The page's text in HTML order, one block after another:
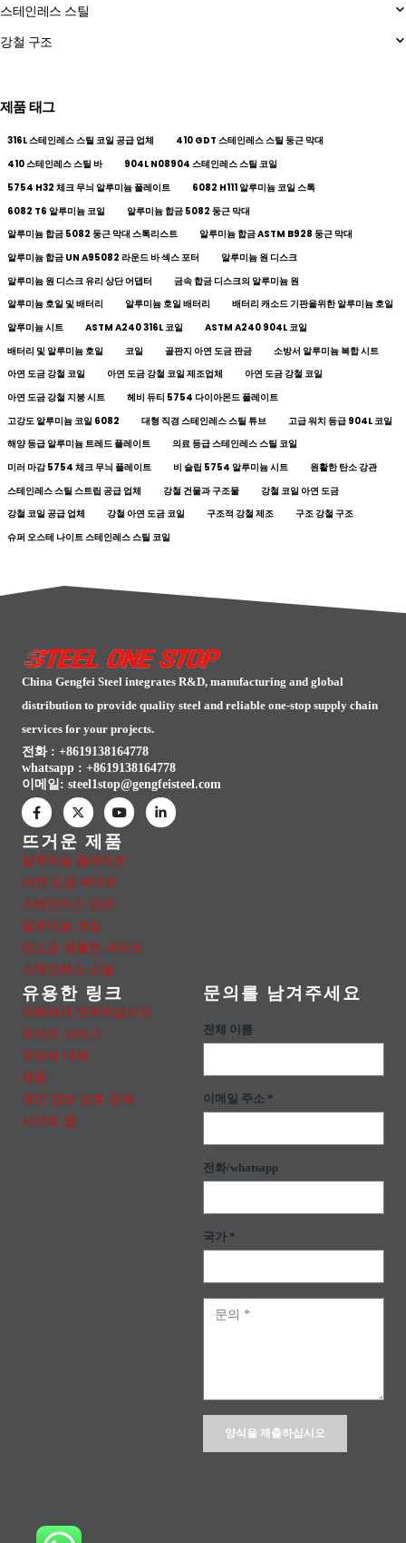
스테인레스 스틸
강철 구조
제품 태그
316L 스테인레스 스틸 코일 공급 업체
410 GDT 스테인레스 스틸 둥근 막대
410 스테인레스 스틸 바
904L N08904 스테인레스 스틸 코일
5754 H32 체크 무늬 알루미늄 플레이트
6082 H111 알루미늄 코일 스톡
6082 T6 알루미늄 코일
알루미늄 합금 5082 둥근 막대
알루미늄 합금 5082 둥근 막대 스톡리스트
알루미늄 합금 ASTM B928 둥근 막대
알루미늄 합금 UN A95082 라운드 바 섹스 포터
알루미늄 원 디스크
알루미늄 원 디스크 유리 상단 어댑터
금속 합금 디스크의 알루미늄 원
알루미늄 호일 및 배터리
알루미늄 호일 배터리
배터리 캐소드 기판을위한 알루미늄 호일
알루미늄 시트
ASTM A240 316L 코일
ASTM A240 904L 코일
배터리 및 알루미늄 호일
코일 골판지 아연 도금 판금
소방서 알루미늄 복합 시트
아연 도금 강철 코일
아연 도금 강철 코일 제조업체
아연 도금 강철 코일
아연 도금 강철 지붕 시트
헤비 듀티 5754 다이아몬드 플레이트
고강도 알루미늄 코일 6082
대형 직경 스테인레스 스틸 튜브
고급 워치 등급 904L 코일
해양 등급 알루미늄 트레드 플레이트
의료 등급 스테인레스 스틸 코일
미러 마감 5754 체크 무늬 플레이트
비 슬립 5754 알루미늄 시트
원활한 탄소 강관
스테인레스 스틸 스트립 공급 업체
강철 건물과 구조물
강철 코일 아연 도금
강철 코일 공급 업체
강철 아연 도금 코일 구조적 강철 제조
구조 강철 구조
슈퍼 오스테 나이트 스테인레스 스틸 코일
China Gengfei Steel integrates R&D, manufacturing and global
distribution to provide quality steel and reliable one-stop supply chain
services for your projects.
전화 : +8619138164778
whatsapp : +8619138164778
이메일: steel1stop@gengfeisteel.com
뜨거운 제품
알루미늄 플레이트
아연 도금 파이프
스테인리스 강관
알루미늄 코일
탄소강 원활한 파이프
스테인레스 스틸
유용한 링크
저희에게 연락하십시오
우리의 서비스
우리에 대해
제품
개인 정보 보호 정책
사이트 맵
문의를 남겨주세요
전체 이름
이메일 주소 *
전화/whatsapp
국가 *